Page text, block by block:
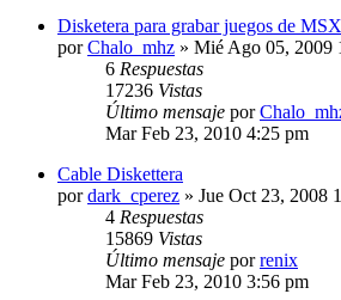
Disketera para grabar juegos de MSX
porChalo_mhz » Mié Ago 05, 2009
6 Respuestas
17236 Vistas
Último mensaje por
Mar Feb 23, 2010 4:25 pm
Cable Diskettera
pordark_cperez » Jue Oct 23, 2008
4 Respuestas
15869 Vistas
Último mensaje porrenix
Mar Feb 23, 2010 3:56 pm